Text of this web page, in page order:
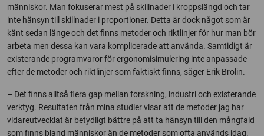
människor. Man fokuserar mest på skillnader i kroppslängd och tar
inte hänsyn till skillnader i proportioner. Detta är dock något som är
känt sedan länge och det finns metoder och riktlinjer för hur man bör
arbeta men dessa kan vara komplicerade att använda. Samtidigt är
existerande programvaror för ergonomisimulering inte anpassade
efter de metoder och riktlinjer som faktiskt finns, säger Erik Brolin.
– Det finns alltså flera gap mellan forskning, industri och existerande
verktyg. Resultaten från mina studier visar att de metoder jag har
vidareutvecklat är betydligt bättre på att ta hänsyn till den mångfald
som finns bland människor än de metoder som ofta används idag.